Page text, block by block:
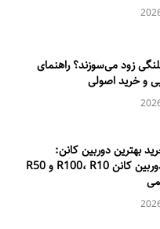
زود می‌سوزند؟ راهنمای
و خرید اصولی
بهترین دوربین کانن:
مقایسه قیمت دوربین کانن R100، R10 و R50